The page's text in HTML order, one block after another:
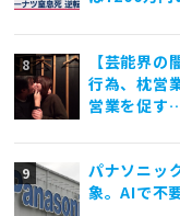
【芸能界
行為、枕営
営業を促
パナソニッ
象。AIで不